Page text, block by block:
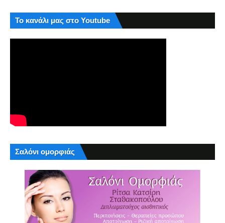
Το κανάλι μας στο Youtube
Σαλόνι ομορφιάς